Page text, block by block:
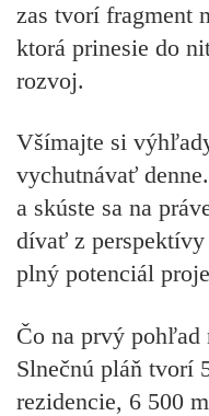
zas tvorí fragment
ktorá prinesie do
rozvoj.
Všímajte si
vychutnávať
a skúste sa na
dívať z
plný potenciál
Čo na prvý pohľad
Slnečnú pláň tvorí
rezidencie, 6 500